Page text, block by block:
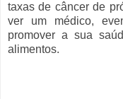
taxas de câncer de
ver um médico,
promover a sua
alimentos.